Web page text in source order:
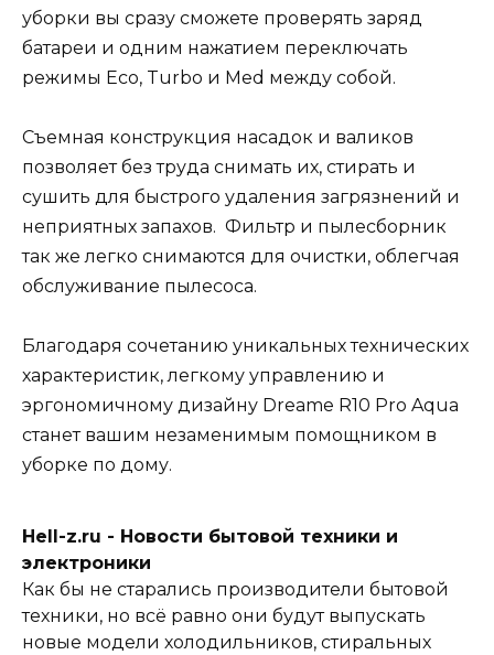
уборки вы сразу сможете проверять заряд
батареи и одним нажатием переключать
режимы Eco, Turbo и Med между собой.
Съемная конструкция насадок и валиков
позволяет без труда снимать их, стирать и
сушить для быстрого удаления загрязнений и
неприятных запахов. Фильтр и пылесборник
так же легко снимаются для очистки, облегчая
обслуживание пылесоса.
Благодаря сочетанию уникальных технических
характеристик, легкому управлению и
эргономичному дизайну Dreame R10 Pro Aqua
станет вашим незаменимым помощником в
уборке по дому.
Hell-z.ru - Новости бытовой техники и
электроники
Как бы не старались производители бытовой
техники, но всё равно они будут выпускать
новые модели холодильников, стиральных